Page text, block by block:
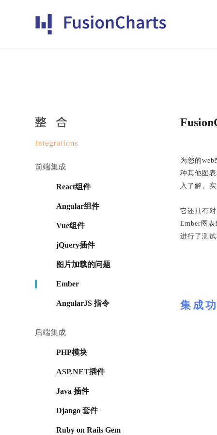
前端集成
React组件
Angular组件
Vue组件
jQuery插件
图片加载的问题
Ember
AngularJS 指令
后端集成
PHP模块
ASP.NET插件
Java 插件
Django 套件
Ruby on Rails Gem
为您的
种其他图
入了解、
它还具有
Ember图
进行了测
集成